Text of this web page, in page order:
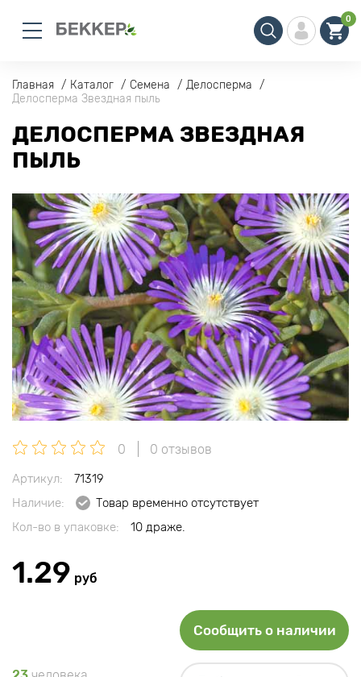
0
Главная Каталог Семена
Делосперма
Делосперма Звездная пыль
ДЕЛОСПЕРМА ЗВЕЗДНАЯ
ПЫЛЬ
0 0 отзывов
Артикул:
71319
Наличие:
Товар временно отсутствует
Кол-во в упаковке:
10 драже.
1.29 руб
Сообщить о наличии